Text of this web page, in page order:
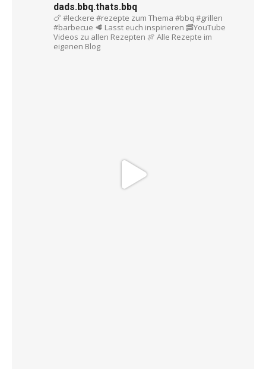
dads.bbq.thats.bbq
🍗 #leckere #rezepte zum Thema #bbq #grillen
#barbecue 🥩 Lasst euch inspirieren 🥓YouTube
Videos zu allen Rezepten 🍖 Alle Rezepte im
eigenen Blog